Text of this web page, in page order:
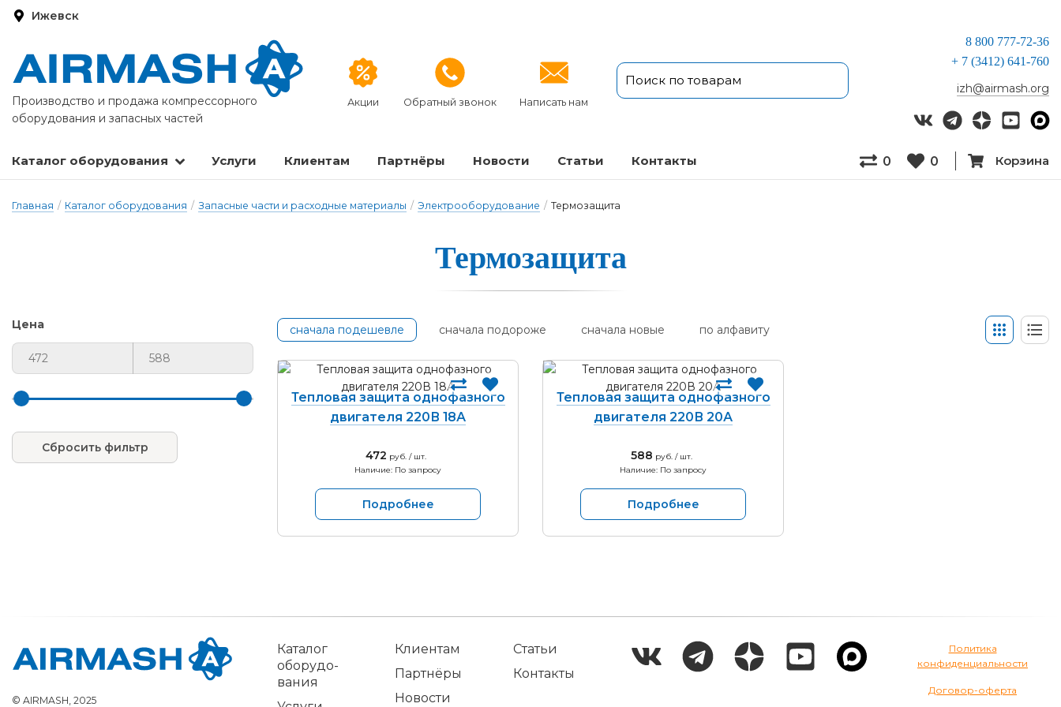
Ижевск
Производство и продажа компрессорного
оборудования и запасных частей
Акции Обратный звонок Написать нам
8 800 777-72-36
+ 7 (3412) 641-760
izh@airmash.org
Каталог оборудования Услуги Клиентам Партнёры Новости Статьи Кон­такты 0 0 Корзина
Главная / Каталог оборудования / Запасные части и расходные материалы / Электрооборудование / Термозащита
Термо­за­щи­та
Цена
Сбросить фильтр
сначала подешевле сначала подороже сначала новые по алфавиту
Тепловая защита однофазного
двигателя 220В 18А
472 руб. / шт.
Наличие: По запросу
Подробнее
Тепловая защита однофазного
двигателя 220В 20А
588 руб. / шт.
Наличие: По запросу
Подробнее
© AIRMASH, 2025
Ка­талог
обо­рудо­
вания
Клиентам
Партнёры
Новости
Статьи
Контакты
Политика
конфиденциальности
Договор-оферта